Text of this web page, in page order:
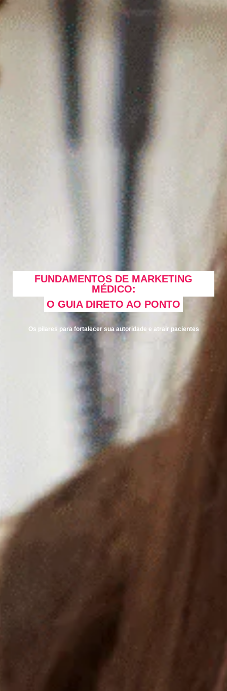
FUNDAMENTOS DE MARKETING
MÉDICO:
O GUIA DIRETO AO PONTO
Os pilares para fortalecer sua autoridade e atrair pacientes